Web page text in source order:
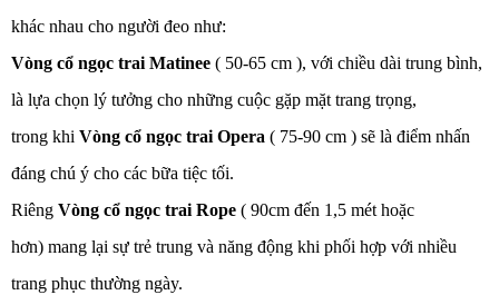
khác nhau cho người đeo như:
Vòng cổ ngọc trai Matinee ( 50-65 cm ), với chiều dài trung bình,
là lựa chọn lý tưởng cho những cuộc gặp mặt trang trọng,
trong khi Vòng cổ ngọc trai Opera ( 75-90 cm ) sẽ là điểm nhấn
đáng chú ý cho các bữa tiệc tối.
Riêng Vòng cổ ngọc trai Rope ( 90cm đến 1,5 mét hoặc
hơn) mang lại sự trẻ trung và năng động khi phối hợp với nhiều
trang phục thường ngày.